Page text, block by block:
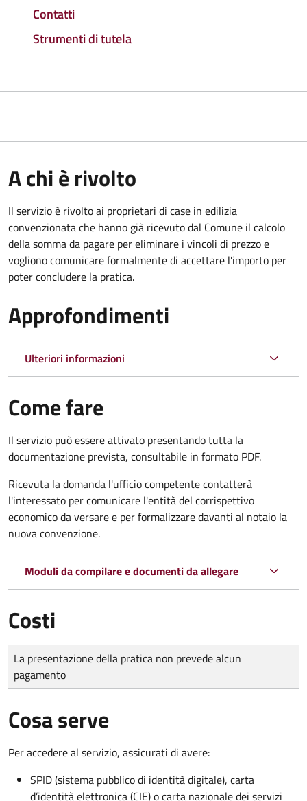
Contatti
Strumenti di tutela
A chi è rivolto
Il servizio è rivolto ai proprietari di case in edilizia
convenzionata che hanno già ricevuto dal Comune il calcolo
della somma da pagare per eliminare i vincoli di prezzo e
vogliono comunicare formalmente di accettare l'importo per
poter concludere la pratica.
Approfondimenti
Ulteriori informazioni
Come fare
Il servizio può essere attivato presentando tutta la
documentazione prevista, consultabile in formato PDF.
Ricevuta la domanda l'ufficio competente contatterà
l'interessato per comunicare l'entità del corrispettivo
economico da versare e per formalizzare davanti al notaio la
nuova convenzione.
Moduli da compilare e documenti da allegare
Costi
Tipo di pagamento
Importo
La presentazione della pratica non prevede alcun
pagamento
Cosa serve
Per accedere al servizio, assicurati di avere:
SPID (sistema pubblico di identità digitale), carta
d’identità elettronica (CIE) o carta nazionale dei servizi